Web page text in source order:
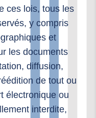
ces lois, tous les
y compris
et
les documents
diffusion,
de tout ou
électronique ou
interdite,